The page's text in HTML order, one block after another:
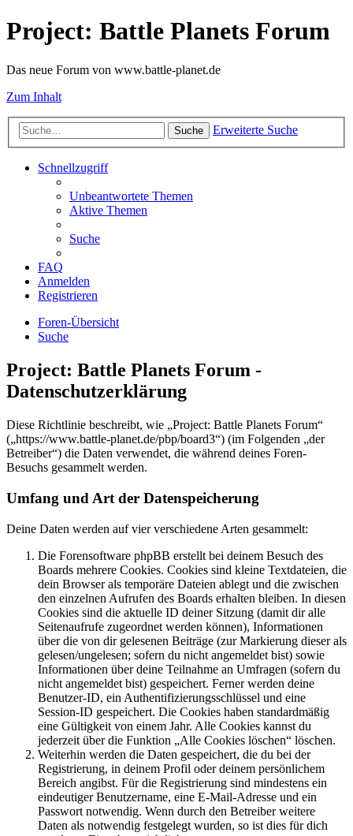
Project: Battle Planets Forum
Das neue Forum von www.battle-planet.de
Zum Inhalt
Suche Erweiterte Suche
Schnellzugriff
Unbeantwortete Themen
Aktive Themen
Suche
FAQ
Anmelden
Registrieren
Foren-Übersicht
Suche
Project: Battle Planets Forum -
Datenschutzerklärung
Diese Richtlinie beschreibt, wie „Project: Battle Planets Forum“
(„https://www.battle-planet.de/pbp/board3“) (im Folgenden „der
Betreiber“) die Daten verwendet, die während deines Foren-
Besuchs gesammelt werden.
Umfang und Art der Datenspeicherung
Deine Daten werden auf vier verschiedene Arten gesammelt:
Die Forensoftware phpBB erstellt bei deinem Besuch des
Boards mehrere Cookies. Cookies sind kleine Textdateien, die
dein Browser als temporäre Dateien ablegt und die zwischen
den einzelnen Aufrufen des Boards erhalten bleiben. In diesen
Cookies sind die aktuelle ID deiner Sitzung (damit dir alle
Seitenaufrufe zugeordnet werden können), Informationen
über die von dir gelesenen Beiträge (zur Markierung dieser als
gelesen/ungelesen; sofern du nicht angemeldet bist) sowie
Informationen über deine Teilnahme an Umfragen (sofern du
nicht angemeldet bist) gespeichert. Ferner werden deine
Benutzer-ID, ein Authentifizierungsschlüssel und eine
Session-ID gespeichert. Die Cookies haben standardmäßig
eine Gültigkeit von einem Jahr. Alle Cookies kannst du
jederzeit über die Funktion „Alle Cookies löschen“ löschen.
Weiterhin werden die Daten gespeichert, die du bei der
Registrierung, in deinem Profil oder deinem persönlichem
Bereich angibst. Für die Registrierung sind mindestens ein
eindeutiger Benutzername, eine E-Mail-Adresse und ein
Passwort notwendig. Wenn durch den Betreiber weitere
Daten als notwendig festgelegt wurden, so ist dies für dich